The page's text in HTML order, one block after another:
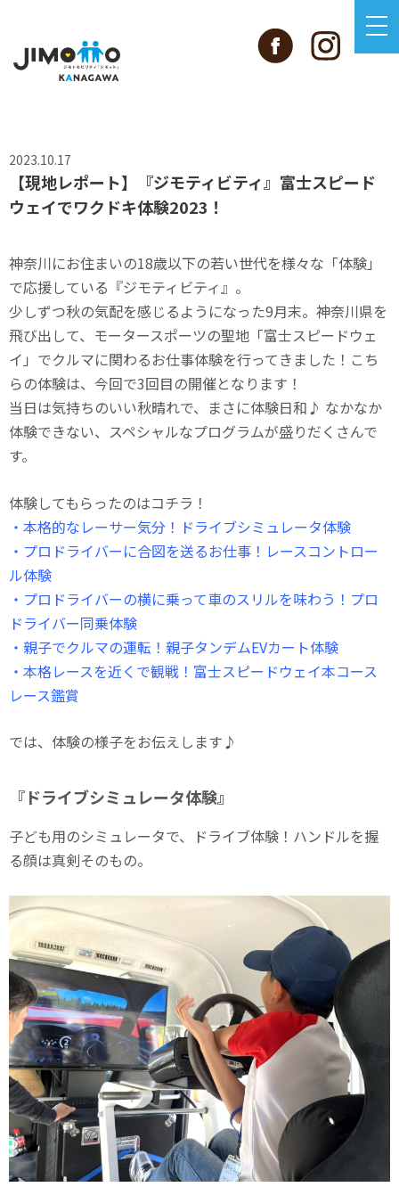
2023.10.17
【現地レポート】『ジモティビティ』富士スピード
ウェイでワクドキ体験2023！
神奈川にお住まいの18歳以下の若い世代を様々な「体験」
で応援している『ジモティビティ』。
少しずつ秋の気配を感じるようになった9月末。神奈川県を
飛び出して、モータースポーツの聖地「富士スピードウェ
イ」でクルマに関わるお仕事体験を行ってきました！こち
らの体験は、今回で3回目の開催となります！
当日は気持ちのいい秋晴れで、まさに体験日和♪ なかなか
体験できない、スペシャルなプログラムが盛りだくさんで
す。
体験してもらったのはコチラ！
・本格的なレーサー気分！ドライブシミュレータ体験
・プロドライバーに合図を送るお仕事！レースコントロー
ル体験
・プロドライバーの横に乗って車のスリルを味わう！プロ
ドライバー同乗体験
・親子でクルマの運転！親子タンデムEVカート体験
・本格レースを近くで観戦！富士スピードウェイ本コース
レース鑑賞
では、体験の様子をお伝えします♪
『ドライブシミュレータ体験』
子ども用のシミュレータで、ドライブ体験！ハンドルを握
る顔は真剣そのもの。